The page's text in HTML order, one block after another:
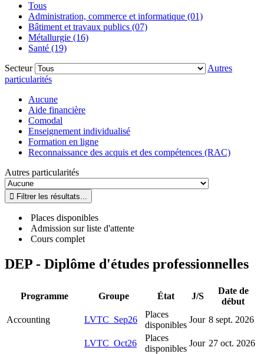
Tous
Administration, commerce et informatique (01)
Bâtiment et travaux publics (07)
Métallurgie (16)
Santé (19)
Secteur
Autres
particularités
Aucune
Aide financière
Comodal
Enseignement individualisé
Formation en ligne
Reconnaissance des acquis et des compétences (RAC)
Autres particularités
Places disponibles
Admission sur liste d'attente
Cours complet
DEP - Diplôme d'études professionnelles
Programme Groupe État J/S
Date de
début
Accounting
LVTC_Sep26
Places
disponibles
Jour 8 sept. 2026
LVTC_Oct26
Places
disponibles
Jour 27 oct. 2026